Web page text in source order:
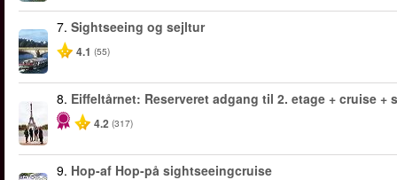
7. Sightseeing og sejltur
4.1 (55)
8. Eiffeltårnet: Reserveret adgang til 2. etage + cruise +
4.2 (317)
9. Hop-af Hop-på sightseeingcruise